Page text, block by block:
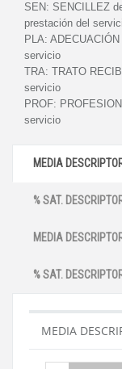
SEN: SENCILLEZ
prestación del
PLA:
servicio
TRA: TRATO
servicio
PROF:
servicio
MEDIA
% SAT.
MEDIA
% SAT.
MEDIA